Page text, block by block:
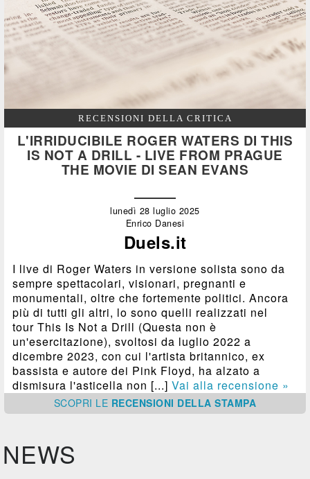
RECENSIONI DELLA CRITICA
L'IRRIDUCIBILE ROGER WATERS DI THIS
IS NOT A DRILL - LIVE FROM PRAGUE
THE MOVIE DI SEAN EVANS
lunedì 28 luglio 2025
Enrico Danesi
Duels.it
I live di Roger Waters in versione solista sono da
sempre spettacolari, visionari, pregnanti e
monumentali, oltre che fortemente politici. Ancora
più di tutti gli altri, lo sono quelli realizzati nel
tour This Is Not a Drill (Questa non è
un'esercitazione), svoltosi da luglio 2022 a
dicembre 2023, con cui l'artista britannico, ex
bassista e autore dei Pink Floyd, ha alzato a
dismisura l'asticella non [...]Vai alla recensione »
SCOPRI LE RECENSIONI DELLA STAMPA
NEWS